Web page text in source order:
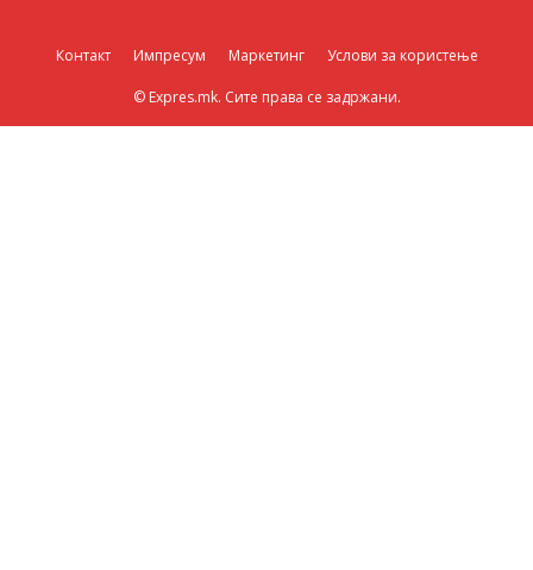
Контакт Импресум Маркетинг Услови за користење
© Expres.mk. Сите права се задржани.